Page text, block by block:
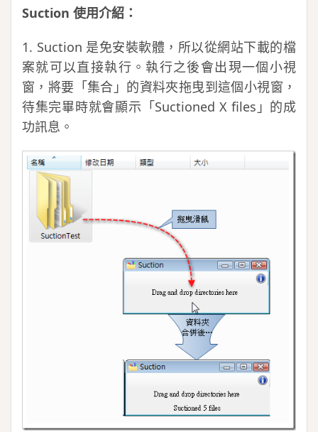
Suction 使用介紹：
1. Suction 是免安裝軟體，所以從網站下載的檔
案就可以直接執行。執行之後會出現一個小視
窗，將要「集合」的資料夾拖曳到這個小視窗，
待集完畢時就會顯示「Suctioned X files」的成
功訊息。